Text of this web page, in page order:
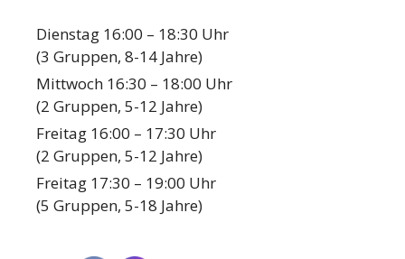
Dienstag 16:00 – 18:30 Uhr
(3 Gruppen, 8-14 Jahre)
Mittwoch 16:30 – 18:00 Uhr
(2 Gruppen, 5-12 Jahre)
Freitag 16:00 – 17:30 Uhr
(2 Gruppen, 5-12 Jahre)
Freitag 17:30 – 19:00 Uhr
(5 Gruppen, 5-18 Jahre)